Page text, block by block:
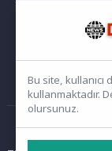
Yayınlanan
rağmen bazı
bilgiler
haberleri
Bu site,
kullanmaktadır.
olursunuz.